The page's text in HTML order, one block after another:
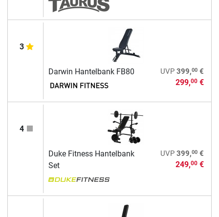
3
Darwin Hantelbank FB80 UVP 399,00€
299,00€
4
Duke Fitness Hantelbank
Set
UVP 399,00€
249,00€